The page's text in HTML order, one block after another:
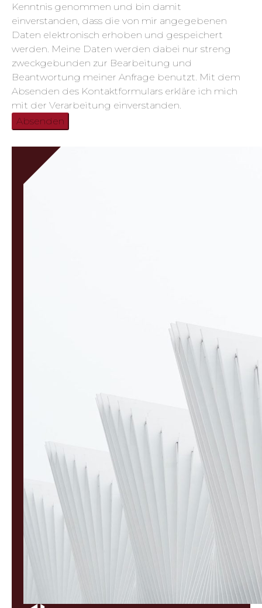
Kenntnis genommen und bin damit
einverstanden, dass die von mir angegebenen
Daten elektronisch erhoben und gespeichert
werden. Meine Daten werden dabei nur streng
zweckgebunden zur Bearbeitung und
Beantwortung meiner Anfrage benutzt. Mit dem
Absenden des Kontaktformulars erkläre ich mich
mit der Verarbeitung einverstanden.